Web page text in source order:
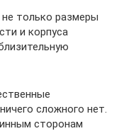
только размеры
и корпуса
сложного нет.
сторонам